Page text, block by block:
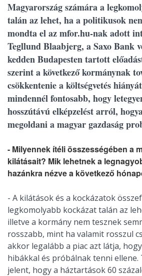
Magyarország számára a
talán az lehet, ha a politikusok
mondta el az mfor.hu-nak adott
Tegllund Blaabjerg, a Saxo Bank
kedden Budapesten tartott
szerint a következő kormánynak
csökkentenie a költségvetés
mindennél fontosabb, hogy
hosszútávú elképzelést arról,
megoldani a magyar gazdaság
- Milyennek ítéli összességében a
kilátásait? Mik lehetnek a
hazánkra nézve a következő
- A kilátások és a kockázatok
legkomolyabb kockázat talán az
illetve a kormány nem tesznek
rosszabb, mint ha valamit rosszul
akkor legalább a piac azt látja,
hibákkal és próbálnak tenni
jelent, hogy a háztartások 60